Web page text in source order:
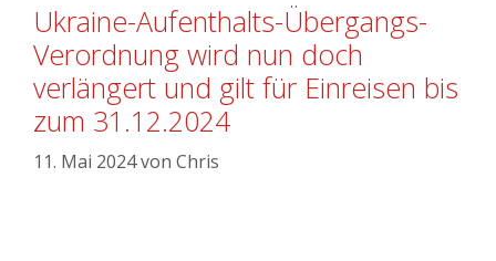
Ukraine-Aufenthalts-Übergangs-
Verordnung wird nun doch
verlängert und gilt für Einreisen bis
zum 31.12.2024
11. Mai 2024von Chris